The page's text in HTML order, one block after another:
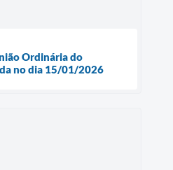
Ordinária do
no dia 15/01/2026